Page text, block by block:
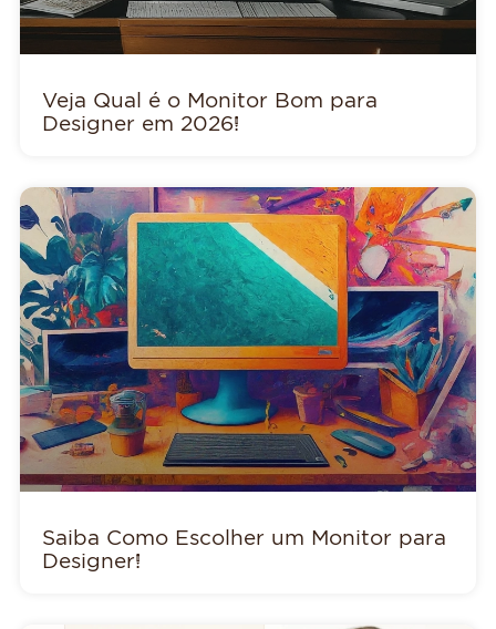
Veja Qual é o Monitor Bom para
Designer em 2026!
Saiba Como Escolher um Monitor para
Designer!